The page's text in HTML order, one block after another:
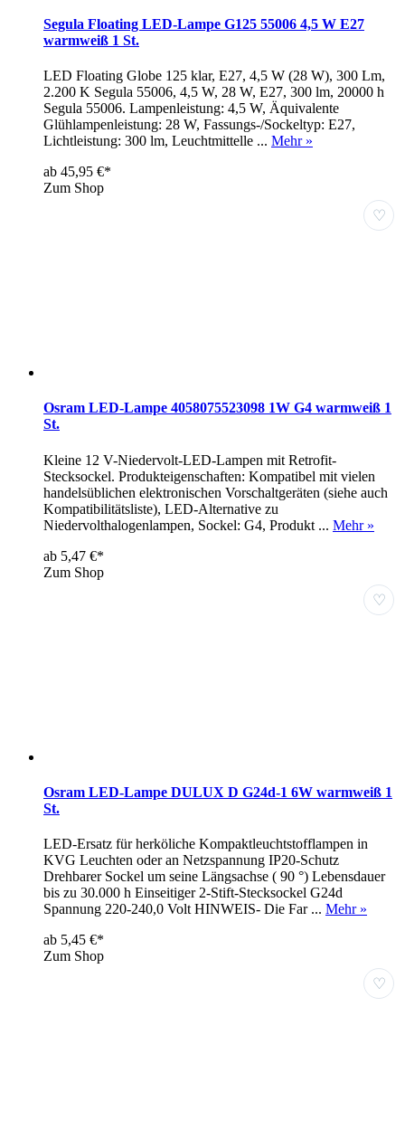
Segula Floating LED-Lampe G125 55006 4,5 W E27
warmweiß 1 St.
LED Floating Globe 125 klar, E27, 4,5 W (28 W), 300 Lm,
2.200 K Segula 55006, 4,5 W, 28 W, E27, 300 lm, 20000 h
Segula 55006. Lampenleistung: 4,5 W, Äquivalente
Glühlampenleistung: 28 W, Fassungs-/Sockeltyp: E27,
Lichtleistung: 300 lm, Leuchtmittelle ... Mehr »
ab 45,95 €*
Zum Shop
♡
Osram LED-Lampe 4058075523098 1W G4 warmweiß 1
St.
Kleine 12 V-Niedervolt-LED-Lampen mit Retrofit-
Stecksockel. Produkteigenschaften: Kompatibel mit vielen
handelsüblichen elektronischen Vorschaltgeräten (siehe auch
Kompatibilitätsliste), LED-Alternative zu
Niedervolthalogenlampen, Sockel: G4, Produkt ... Mehr »
ab 5,47 €*
Zum Shop
♡
Osram LED-Lampe DULUX D G24d-1 6W warmweiß 1
St.
LED-Ersatz für herköliche Kompaktleuchtstofflampen in
KVG Leuchten oder an Netzspannung IP20-Schutz
Drehbarer Sockel um seine Längsachse ( 90 °) Lebensdauer
bis zu 30.000 h Einseitiger 2-Stift-Stecksockel G24d
Spannung 220-240,0 Volt HINWEIS- Die Far ... Mehr »
ab 5,45 €*
Zum Shop
♡